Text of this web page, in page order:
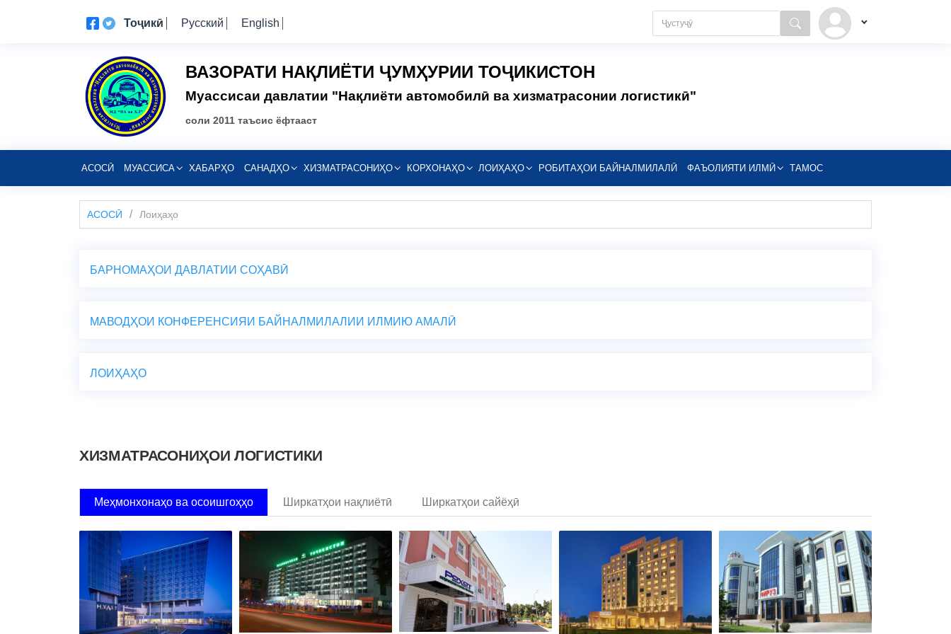
Тоҷикӣ Русский English
ВАЗОРАТИ НАҚЛИЁТИ ҶУМҲУРИИ ТОҶИКИСТОН
Муассисаи давлатии "Нақлиёти автомобилӣ ва хизматрасонии логистикӣ"
соли 2011 таъсис ёфтааст
АСОСӢ МУАССИСА ХАБАРҲО САНАДҲО ХИЗМАТРАСОНИҲО КОРХОНАҲО ЛОИҲАҲО РОБИТАҲОИ БАЙНАЛМИЛАЛӢ ФАЪОЛИЯТИ ИЛМӢ ТАМОС
АСОСӢ Лоиҳаҳо
БАРНОМАҲОИ ДАВЛАТИИ СОҲАВӢ
МАВОДҲОИ КОНФЕРЕНСИЯИ БАЙНАЛМИЛАЛИИ ИЛМИЮ АМАЛӢ
ЛОИҲАҲО
ХИЗМАТРАСОНИҲОИ ЛОГИСТИКИ
Меҳмонхонаҳо ва осоишгоҳҳо Ширкатҳои нақлиётӣ Ширкатҳои сайёҳӣ